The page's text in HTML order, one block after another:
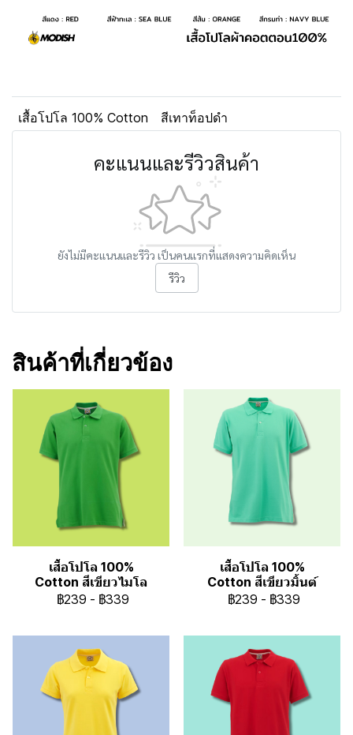
เสื้อโปโล 100% Cotton สีเทาท็อปดำ
คะแนนและรีวิวสินค้า
ยังไม่มีคะแนนและรีวิว เป็นคนแรกที่แสดงความคิดเห็น
รีวิว
สินค้าที่เกี่ยวข้อง
เสื้อโปโล 100%
Cotton สีเขียวไมโล
฿239 - ฿339
เสื้อโปโล 100%
Cotton สีเขียวมิ้นต์
฿239 - ฿339